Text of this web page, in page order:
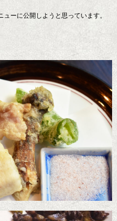
ーに公開しようと思っています。